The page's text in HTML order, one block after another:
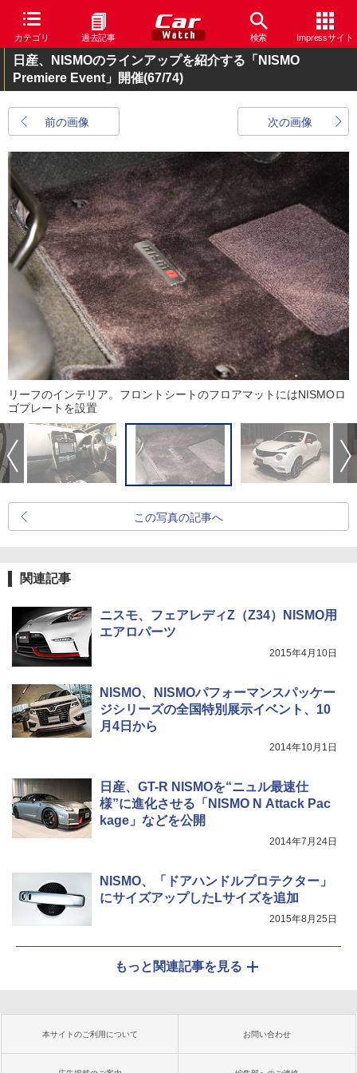
カテゴリ 過去記事 検索 Impressサイト
日産、NISMOのラインアップを紹介する「NISMO
Premiere Event」開催(67/74)
前の画像 次の画像
リーフのインテリア。フロントシートのフロアマットにはNISMOロ
ゴプレートを設置
この写真の記事へ
関連記事
ニスモ、フェアレディZ（Z34）NISMO用
エアロパーツ
2015年4月10日
NISMO、NISMOパフォーマンスパッケー
ジシリーズの全国特別展示イベント、10
月4日から
2014年10月1日
日産、GT-R NISMOを“ニュル最速仕
様”に進化させる「NISMO N Attack Pac
kage」などを公開
2014年7月24日
NISMO、「ドアハンドルプロテクター」
にサイズアップしたLサイズを追加
2015年8月25日
もっと関連記事を見る
本サイトのご利用について お問い合わせ